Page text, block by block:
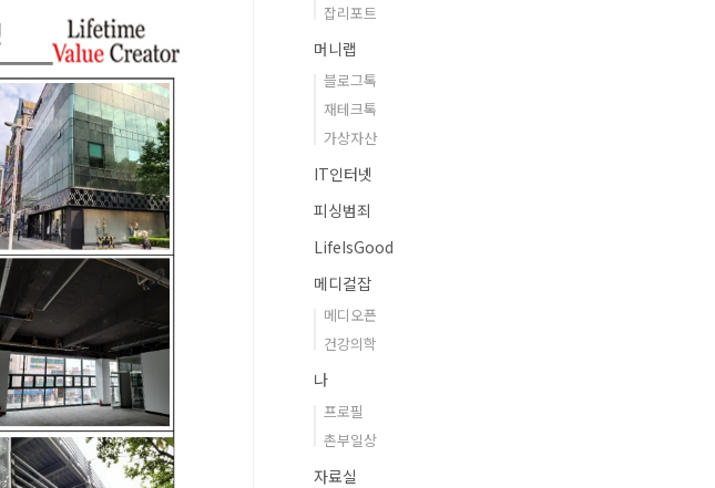
잡리포트
머니랩
블로그톡
재테크톡
가상자산
IT인터넷
피싱범죄
LifeIsGood
메디컬잡
메디오픈
건강의학
나
프로필
촌부일상
자료실